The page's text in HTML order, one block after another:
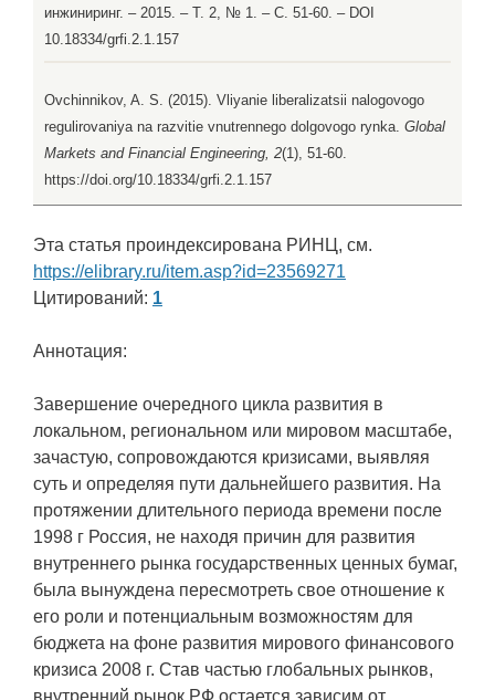
инжиниринг. – 2015. – Т. 2, № 1. – С. 51-60. – DOI
10.18334/grfi.2.1.157
Ovchinnikov, A. S. (2015). Vliyanie liberalizatsii nalogovogo
regulirovaniya na razvitie vnutrennego dolgovogo rynka. Global
Markets and Financial Engineering, 2(1), 51-60.
https://doi.org/10.18334/grfi.2.1.157
Эта статья проиндексирована РИНЦ, см.
https://elibrary.ru/item.asp?id=23569271
Цитирований: 1
Аннотация:
Завершение очередного цикла развития в
локальном, региональном или мировом масштабе,
зачастую, сопровождаются кризисами, выявляя
суть и определяя пути дальнейшего развития. На
протяжении длительного периода времени после
1998 г Россия, не находя причин для развития
внутреннего рынка государственных ценных бумаг,
была вынуждена пересмотреть свое отношение к
его роли и потенциальным возможностям для
бюджета на фоне развития мирового финансового
кризиса 2008 г. Став частью глобальных рынков,